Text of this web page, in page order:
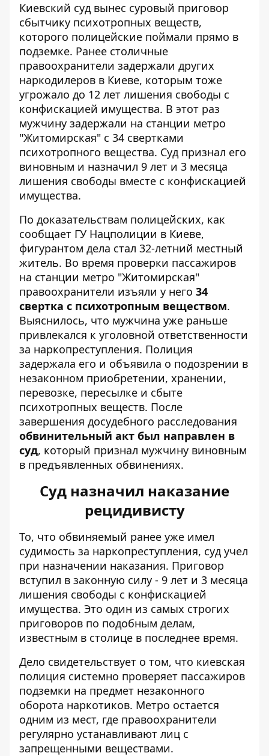
Киевский суд вынес суровый приговор
сбытчику психотропных веществ,
которого полицейские поймали прямо в
подземке. Ранее столичные
правоохранители задержали других
наркодилеров в Киеве, которым тоже
угрожало до 12 лет лишения свободы с
конфискацией имущества. В этот раз
мужчину задержали на станции метро
"Житомирская" с 34 свертками
психотропного вещества. Суд признал его
виновным и назначил 9 лет и 3 месяца
лишения свободы вместе с конфискацией
имущества.
По доказательствам полицейских, как
сообщает ГУ Нацполиции в Киеве,
фигурантом дела стал 32-летний местный
житель. Во время проверки пассажиров
на станции метро "Житомирская"
правоохранители изъяли у него 34
свертка с психотропным веществом.
Выяснилось, что мужчина уже раньше
привлекался к уголовной ответственности
за наркопреступления. Полиция
задержала его и объявила о подозрении в
незаконном приобретении, хранении,
перевозке, пересылке и сбыте
психотропных веществ. После
завершения досудебного расследования
обвинительный акт был направлен в
суд, который признал мужчину виновным
в предъявленных обвинениях.
Суд назначил наказание
рецидивисту
То, что обвиняемый ранее уже имел
судимость за наркопреступления, суд учел
при назначении наказания. Приговор
вступил в законную силу - 9 лет и 3 месяца
лишения свободы с конфискацией
имущества. Это один из самых строгих
приговоров по подобным делам,
известным в столице в последнее время.
Дело свидетельствует о том, что киевская
полиция системно проверяет пассажиров
подземки на предмет незаконного
оборота наркотиков. Метро остается
одним из мест, где правоохранители
регулярно устанавливают лиц с
запрещенными веществами.